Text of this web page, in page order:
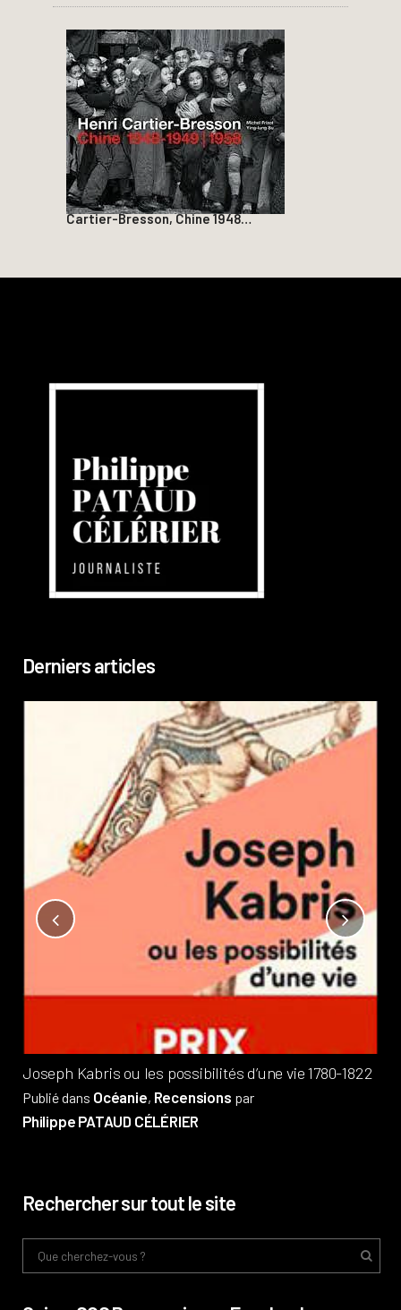
Cartier-Bresson, Chine 1948…
Derniers articles
Joseph Kabris ou les possibilités d’une vie 1780-1822
Publié dans Océanie, Recensions par
Philippe PATAUD CÉLÉRIER
Rechercher sur tout le site